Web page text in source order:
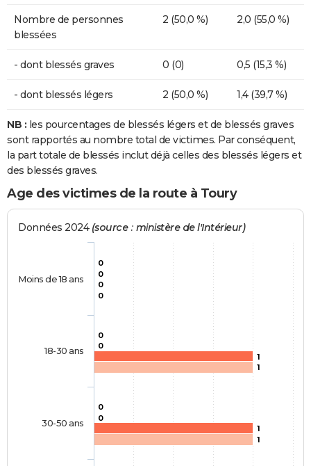
Nombre de personnes
blessées
2 (50,0 %) 2,0 (55,0 %)
- dont blessés graves 0 (0) 0,5 (15,3 %)
- dont blessés légers 2 (50,0 %) 1,4 (39,7 %)
NB : les pourcentages de blessés légers et de blessés graves
sont rapportés au nombre total de victimes. Par conséquent,
la part totale de blessés inclut déjà celles des blessés légers et
des blessés graves.
Age des victimes de la route à Toury
Données 2024 (source : ministère de l'Intérieur)
0
0
0
0
0
0
0
1
1
0
1
1
Moins de 18 ans
18-30 ans
30-50 ans